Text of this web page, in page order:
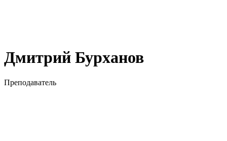
Дмитрий Бурханов
Преподаватель